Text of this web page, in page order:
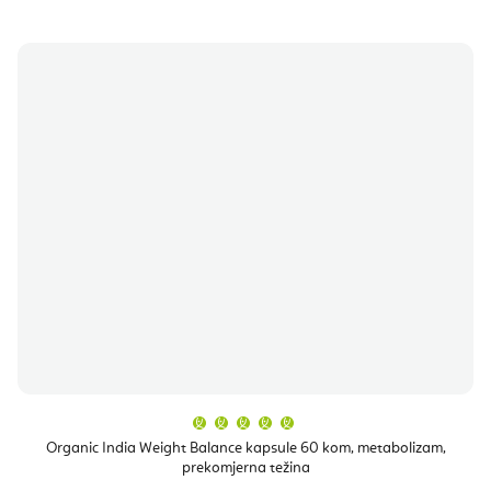
Organic India Weight Balance kapsule 60 kom, metabolizam,
prekomjerna težina
proizvoda
je
5,0